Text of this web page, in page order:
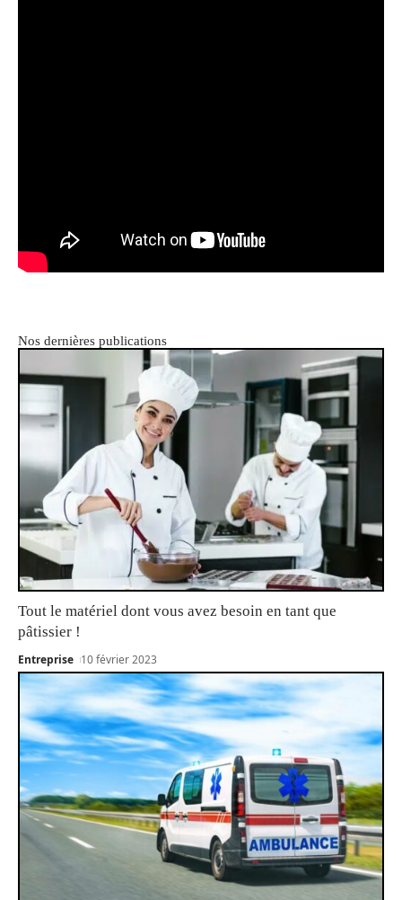
Nos dernières publications
Tout le matériel dont vous avez besoin en tant que
pâtissier !
Entreprise 10 février 2023